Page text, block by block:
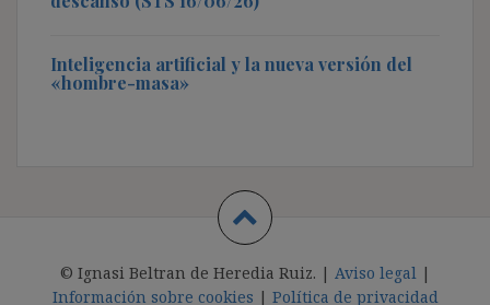
Inteligencia artificial y la nueva versión del
«hombre-masa»
© Ignasi Beltran de Heredia Ruiz. | Aviso legal |
Información sobre cookies | Política de privacidad